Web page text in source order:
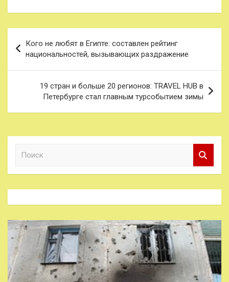
по
записям
Кого не любят в Египте: составлен рейтинг
национальностей, вызывающих раздражение
19 стран и больше 20 регионов: TRAVEL HUB в
Петербурге стал главным турсобытием зимы
к